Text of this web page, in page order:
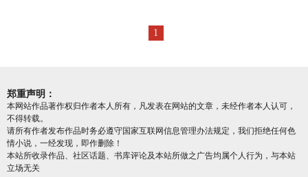
1
郑重声明：
本网站作品著作权归作者本人所有，凡发表在网站的文章，未经作者本人认可，
不得转载。
请所有作者发布作品时务必遵守国家互联网信息管理办法规定，我们拒绝任何色
情小说，一经发现，即作删除！
本站所收录作品、社区话题、书库评论及本站所做之广告均属个人行为，与本站
立场无关